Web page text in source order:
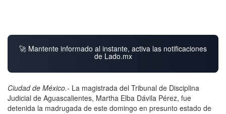
🚀 Mantente informado al instante, activa las notificaciones
de Lado.mx
Ciudad de México.- La magistrada del Tribunal de Disciplina
Judicial de Aguascalientes, Martha Elba Dávila Pérez, fue
detenida la madrugada de este domingo en presunto estado de